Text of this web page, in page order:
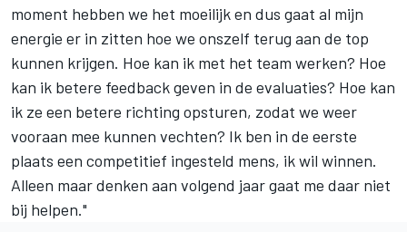
moment hebben we het moeilijk en dus gaat al mijn
energie er in zitten hoe we onszelf terug aan de top
kunnen krijgen. Hoe kan ik met het team werken? Hoe
kan ik betere feedback geven in de evaluaties? Hoe kan
ik ze een betere richting opsturen, zodat we weer
vooraan mee kunnen vechten? Ik ben in de eerste
plaats een competitief ingesteld mens, ik wil winnen.
Alleen maar denken aan volgend jaar gaat me daar niet
bij helpen."